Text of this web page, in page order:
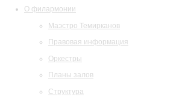
О филармонии
Маэстро Темирканов
Правовая информация
Оркестры
Планы залов
Структура